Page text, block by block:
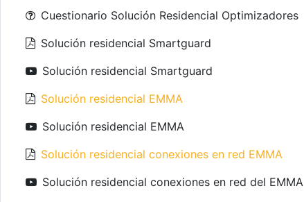
Cuestionario Solución Residencial Optimizadores
Solución residencial Smartguard
Solución residencial Smartguard
Solución residencial EMMA
Solución residencial EMMA
Solución residencial conexiones en red EMMA
Solución residencial conexiones en red del EMMA